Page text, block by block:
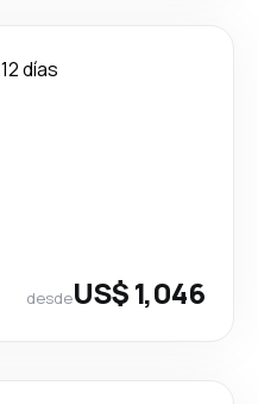
12 días
desdeUS$ 1,046